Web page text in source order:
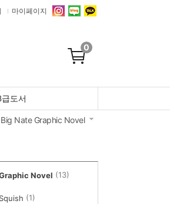
마이페이지
0
급도서
Big Nate Graphic Novel
Novel (13)
Squish (1)